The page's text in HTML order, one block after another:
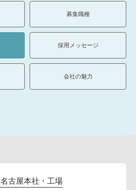
募集職種
採用メッセージ
会社の魅力
名古屋本社・工場